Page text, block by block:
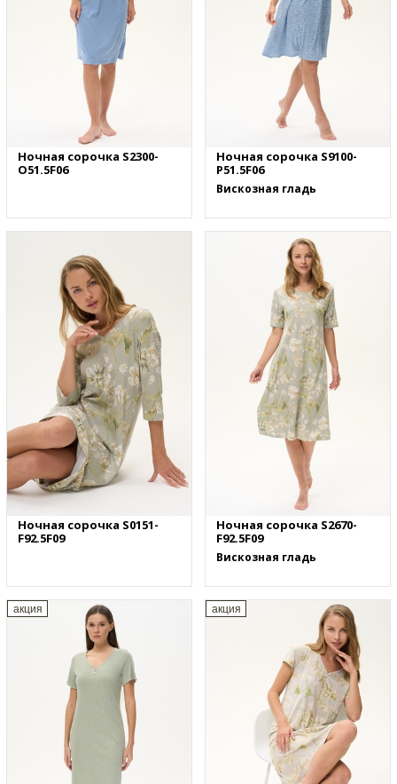
Ночная сорочка S2300-
O51.5F06
Ночная сорочка S9100-
P51.5F06
Вискозная гладь
Ночная сорочка S0151-
F92.5F09
Ночная сорочка S2670-
F92.5F09
Вискозная гладь
акция акция